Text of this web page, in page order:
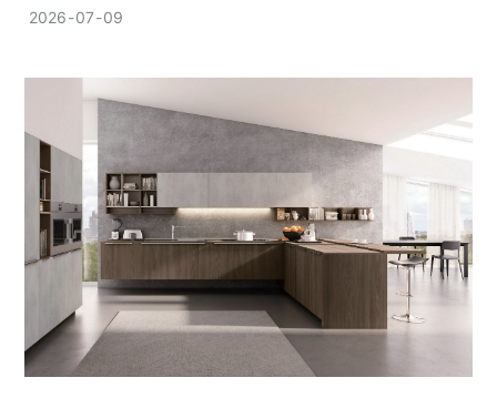
материал, ур чадварын стандарт болон зайлшгүй шаардлагатай
2026 07 09